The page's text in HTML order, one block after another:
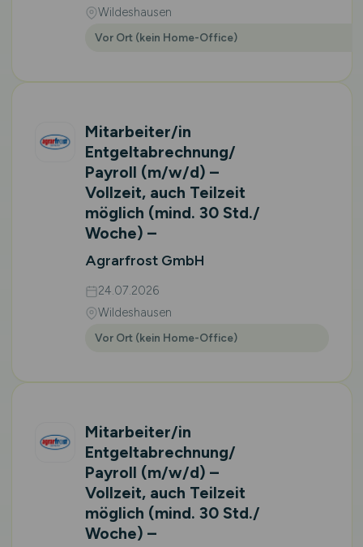
Wildeshausen
Vor Ort (kein Home-Office)
Mitarbeiter/in
Entgeltabrechnung/
Payroll (m/w/d) –
Vollzeit, auch Teilzeit
möglich (mind. 30 Std./
Woche) –
Agrarfrost GmbH
24.07.2026
Wildeshausen
Vor Ort (kein Home-Office)
Mitarbeiter/in
Entgeltabrechnung/
Payroll (m/w/d) –
Vollzeit, auch Teilzeit
möglich (mind. 30 Std./
Woche) –